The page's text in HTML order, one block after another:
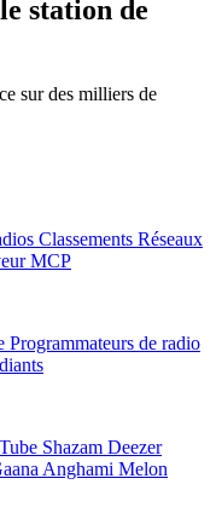
station de
sur des milliers de
Classements Réseaux
MCP
Programmateurs de radio
Shazam Deezer
Anghami Melon